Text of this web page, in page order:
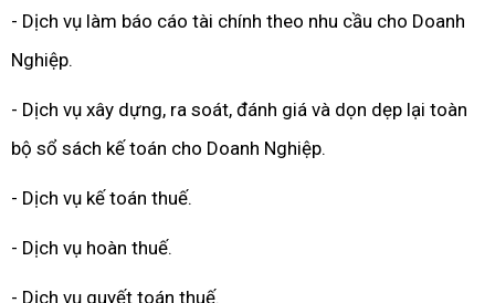
- Dịch vụ làm báo cáo tài chính theo nhu cầu cho Doanh
Nghiệp.
- Dịch vụ xây dựng, ra soát, đánh giá và dọn dẹp lại toàn
bộ sổ sách kế toán cho Doanh Nghiệp.
- Dịch vụ kế toán thuế.
- Dịch vụ hoàn thuế.
- Dịch vụ quyết toán thuế.